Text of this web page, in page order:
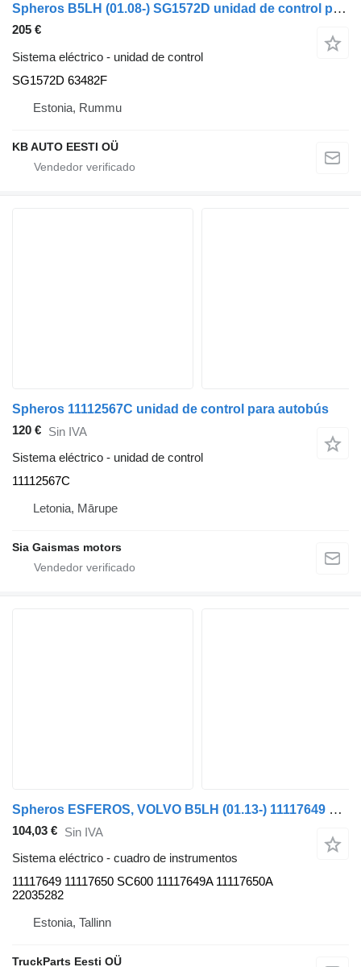
Spheros B5LH (01.08-) SG1572D unidad de control para Volvo B5LH, B0E (2008-) autobús
205 €
Sistema eléctrico - unidad de control
SG1572D 63482F
Estonia, Rummu
KB AUTO EESTI OÜ
Spheros 11112567C unidad de control para autobús
120 € Sin IVA
Sistema eléctrico - unidad de control
11112567C
Letonia, Mārupe
Sia Gaismas motors
Spheros ESFEROS, VOLVO B5LH (01.13-) 11117649 cuadro de instrumentos para Volvo B5LH, B0E (2008-) autobús
104,03 € Sin IVA
Sistema eléctrico - cuadro de instrumentos
11117649 11117650 SC600 11117649A 11117650A
22035282
Estonia, Tallinn
TruckParts Eesti OÜ